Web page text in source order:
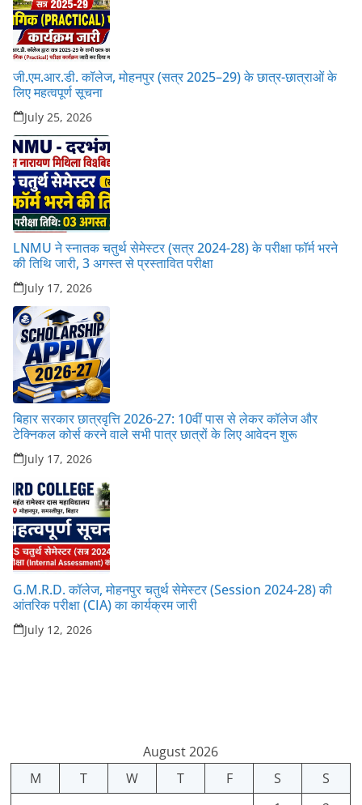
जी.एम.आर.डी. कॉलेज, मोहनपुर (सत्र 2025–29) के छात्र-छात्राओं के
लिए महत्वपूर्ण सूचना
July 25, 2026
LNMU ने स्नातक चतुर्थ सेमेस्टर (सत्र 2024-28) के परीक्षा फॉर्म भरने
की तिथि जारी, 3 अगस्त से प्रस्तावित परीक्षा
July 17, 2026
बिहार सरकार छात्रवृत्ति 2026-27: 10वीं पास से लेकर कॉलेज और
टेक्निकल कोर्स करने वाले सभी पात्र छात्रों के लिए आवेदन शुरू
July 17, 2026
G.M.R.D. कॉलेज, मोहनपुर चतुर्थ सेमेस्टर (Session 2024-28) की
आंतरिक परीक्षा (CIA) का कार्यक्रम जारी
July 12, 2026
August 2026
M
T W T F S
S